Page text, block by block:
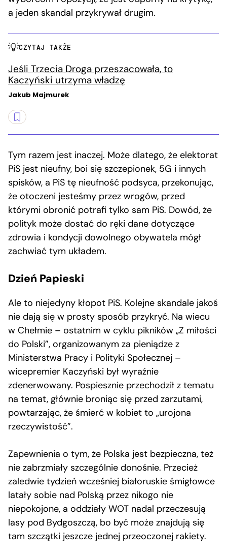
a jeden skandal przykrywał drugim.
CZYTAJ TAKŻE
Jeśli Trzecia Droga przeszacowała, to
Kaczyński utrzyma władzę
Jakub Majmurek
Tym razem jest inaczej. Może dlatego, że elektorat
PiS jest nieufny, boi się szczepionek, 5G i innych
spisków, a PiS tę nieufność podsyca, przekonując,
że otoczeni jesteśmy przez wrogów, przed
którymi obronić potrafi tylko sam PiS. Dowód, że
polityk może dostać do ręki dane dotyczące
zdrowia i kondycji dowolnego obywatela mógł
zachwiać tym układem.
Dzień Papieski
Ale to niejedyny kłopot PiS. Kolejne skandale jakoś
nie dają się w prosty sposób przykryć. Na wiecu
w Chełmie – ostatnim w cyklu pikników „Z miłości
do Polski”, organizowanym za pieniądze z
Ministerstwa Pracy i Polityki Społecznej –
wicepremier Kaczyński był wyraźnie
zdenerwowany. Pospiesznie przechodził z tematu
na temat, głównie broniąc się przed zarzutami,
powtarzając, że śmierć w kobiet to „urojona
rzeczywistość”.
Zapewnienia o tym, że Polska jest bezpieczna, też
nie zabrzmiały szczególnie donośnie. Przecież
zaledwie tydzień wcześniej białoruskie śmigłowce
latały sobie nad Polską przez nikogo nie
niepokojone, a oddziały WOT nadal przeczesują
lasy pod Bydgoszczą, bo być może znajdują się
tam szczątki jeszcze jednej przeoczonej rakiety.